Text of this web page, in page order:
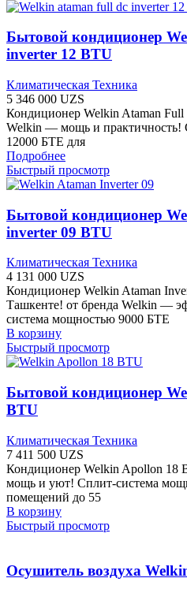
Бытовой кондиционер
inverter 12 BTU
Климатическая Техника
5 346 000 UZS
Кондиционер Welkin Ataman
Welkin — мощь и практичность!
12000 БТЕ для
Подробнее
Быстрый просмотр
Бытовой кондиционер
inverter 09 BTU
Климатическая Техника
4 131 000 UZS
Кондиционер Welkin Ataman
Ташкенте! от бренда Welkin —
система мощностью 9000 БТЕ
В корзину
Быстрый просмотр
Бытовой кондиционер
BTU
Климатическая Техника
7 411 500 UZS
Кондиционер Welkin Apollon 18
мощь и уют! Сплит-система
помещений до 55
В корзину
Быстрый просмотр
Осушитель воздуха